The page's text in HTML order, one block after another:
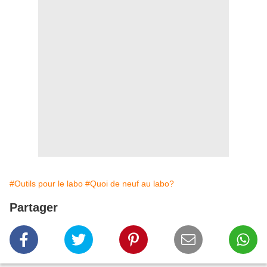
#Outils pour le labo #Quoi de neuf au labo?
Partager